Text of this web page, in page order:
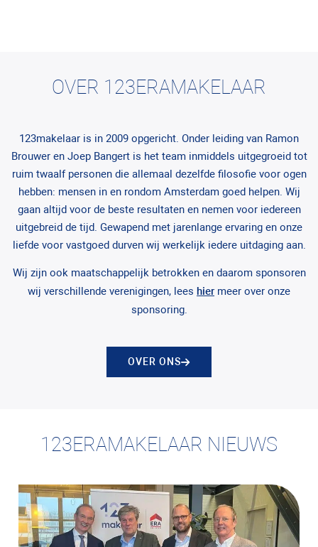
OVER 123ERAMAKELAAR
123makelaar is in 2009 opgericht. Onder leiding van Ramon
Brouwer en Joep Bangert is het team inmiddels uitgegroeid tot
ruim twaalf personen die allemaal dezelfde filosofie voor ogen
hebben: mensen in en rondom Amsterdam goed helpen. Wij
gaan altijd voor de beste resultaten en nemen voor iedereen
uitgebreid de tijd. Gewapend met jarenlange ervaring en onze
liefde voor vastgoed durven wij werkelijk iedere uitdaging aan.
Wij zijn ook maatschappelijk betrokken en daarom sponsoren
wij verschillende verenigingen, lees hier meer over onze
sponsoring.
OVER ONS
123ERAMAKELAAR NIEUWS